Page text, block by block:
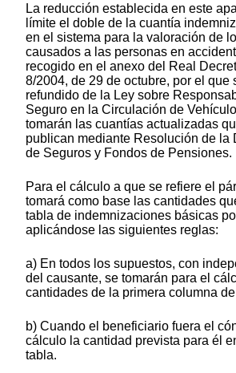
La reducción establecida en este
límite el doble de la cuantía
en el sistema para la valoración de
causados a las personas en
recogido en el anexo del Real
8/2004, de 29 de octubre, por el que
refundido de la Ley sobre
Seguro en la Circulación de
tomarán las cuantías actualizadas
publican mediante Resolución de la
de Seguros y Fondos de Pensiones.
Para el cálculo a que se refiere el
tomará como base las cantidades
tabla de indemnizaciones básicas
aplicándose las siguientes reglas:
a) En todos los supuestos, con
del causante, se tomarán para el
cantidades de la primera columna
b) Cuando el beneficiario fuera el
cálculo la cantidad prevista para él
tabla.